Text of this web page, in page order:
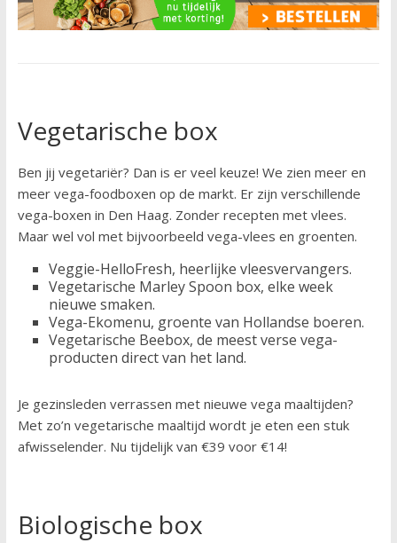
Vegetarische box
Ben jij vegetariër? Dan is er veel keuze! We zien meer en
meer vega-foodboxen op de markt. Er zijn verschillende
vega-boxen in Den Haag. Zonder recepten met vlees.
Maar wel vol met bijvoorbeeld vega-vlees en groenten.
Veggie-HelloFresh, heerlijke vleesvervangers.
Vegetarische Marley Spoon box, elke week
nieuwe smaken.
Vega-Ekomenu, groente van Hollandse boeren.
Vegetarische Beebox, de meest verse vega-
producten direct van het land.
Je gezinsleden verrassen met nieuwe vega maaltijden?
Met zo’n vegetarische maaltijd wordt je eten een stuk
afwisselender. Nu tijdelijk van €39 voor €14!
Biologische box